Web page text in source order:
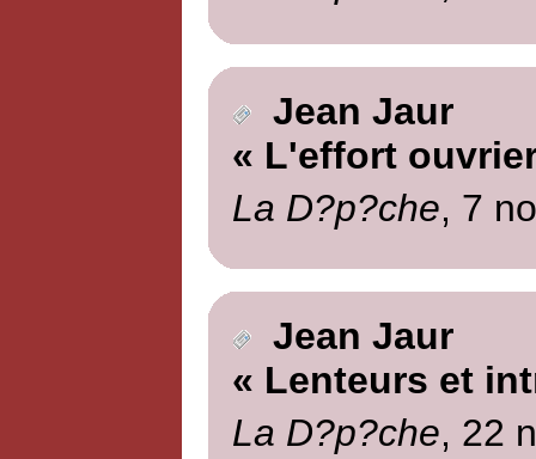
Jean Jaur
« L'effort
La D?p?che, 7
Jean Jaur
« Lenteurs et
La D?p?che, 22